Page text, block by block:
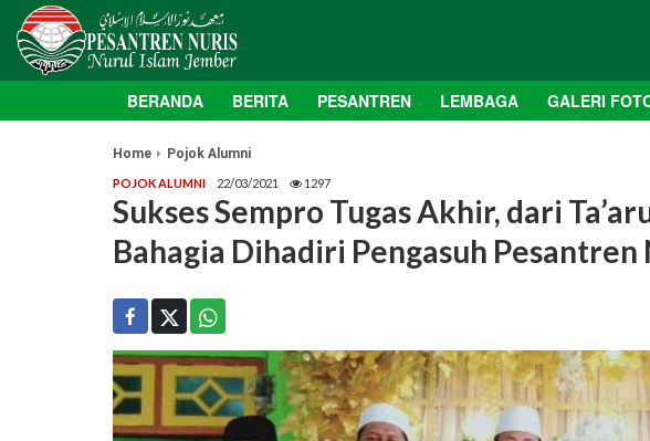
BERANDA BERITA PESANTREN LEMBAGA GALERI
Home Pojok Alumni
POJOK ALUMNI 22/03/2021 1297
Sukses Sempro Tugas Akhir, dari
Bahagia Dihadiri Pengasuh